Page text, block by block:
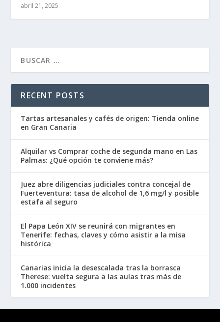
abril 21, 2025
RECENT POSTS
Tartas artesanales y cafés de origen: Tienda online
en Gran Canaria
Alquilar vs Comprar coche de segunda mano en Las
Palmas: ¿Qué opción te conviene más?
Juez abre diligencias judiciales contra concejal de
Fuerteventura: tasa de alcohol de 1,6 mg/l y posible
estafa al seguro
El Papa León XIV se reunirá con migrantes en
Tenerife: fechas, claves y cómo asistir a la misa
histórica
Canarias inicia la desescalada tras la borrasca
Therese: vuelta segura a las aulas tras más de
1.000 incidentes